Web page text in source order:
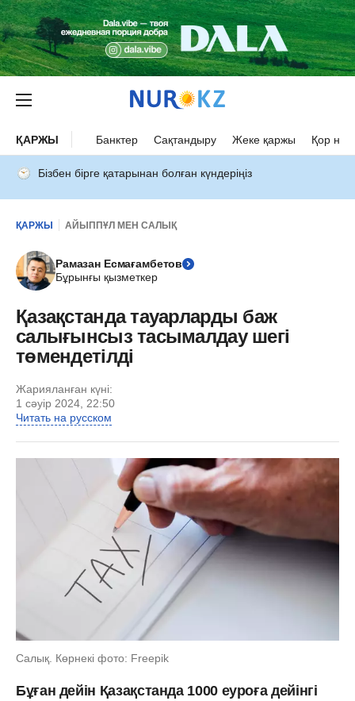
ҚАРЖЫ Банктер Сақтандыру Жеке қаржы Қор
Бізбен бірге қатарынан болған күндеріңіз
ҚАРЖЫ АЙЫППҰЛ МЕН САЛЫҚ
Рамазан Есмағамбетов
Бұрынғы қызметкер
Қазақстанда тауарларды баж
салығынсыз тасымалдау шегі
төмендетілді
Жарияланған күні:
1 сәуір 2024, 22:50
Читать на русском
Салық. Көрнекі фото: Freepik
Бұған дейін Қазақстанда 1000 еуроға дейінгі